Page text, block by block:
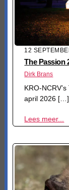
12
The Passion
Dirk Brans
KRO-
april 2026 […]
Lees meer...